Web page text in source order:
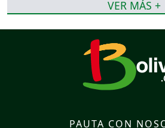
VER MÁS +
PAUTA CON